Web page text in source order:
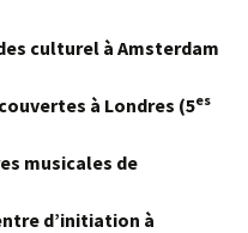
culturel à Amsterdam
à Londres (5es
musicales de
d’initiation à